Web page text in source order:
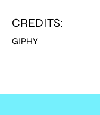
CREDITS:
GIPHY